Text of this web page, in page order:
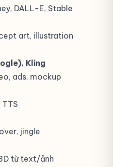
DALL-E, Stable
art, illustration
Kling
ads, mockup
jingle
từ text/ảnh